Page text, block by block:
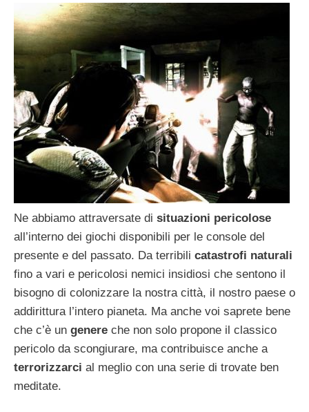
Ne abbiamo attraversate di situazioni pericolose
all’interno dei giochi disponibili per le console del
presente e del passato. Da terribili catastrofi naturali
fino a vari e pericolosi nemici insidiosi che sentono il
bisogno di colonizzare la nostra città, il nostro paese o
addirittura l’intero pianeta. Ma anche voi saprete bene
che c’è un genere che non solo propone il classico
pericolo da scongiurare, ma contribuisce anche a
terrorizzarci al meglio con una serie di trovate ben
meditate.